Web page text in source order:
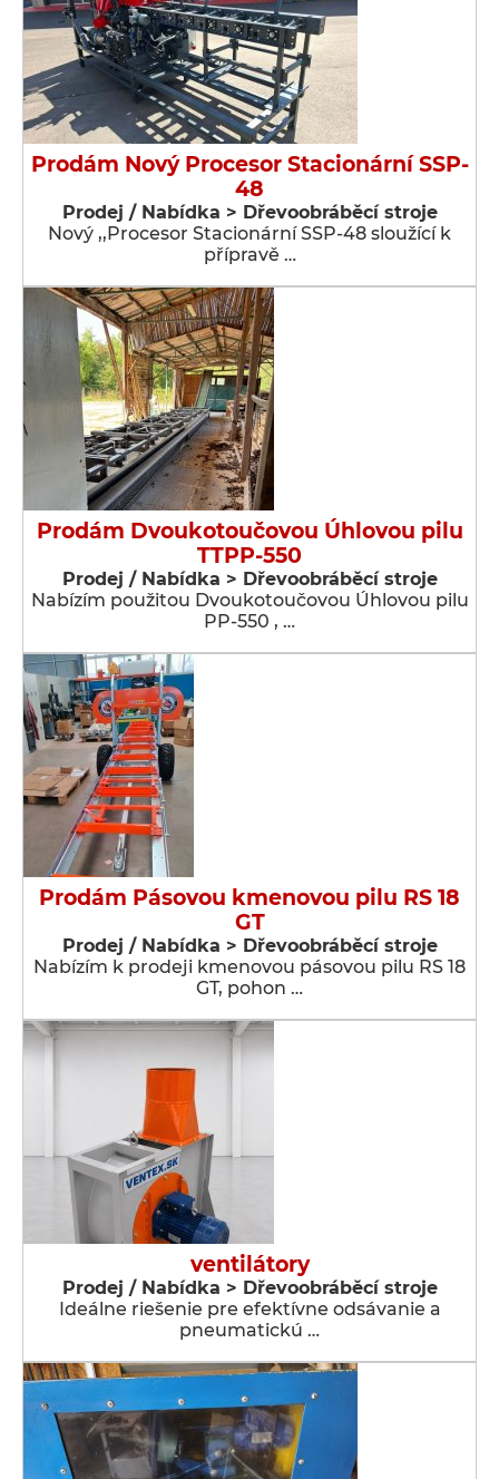
Prodám Nový Procesor Stacionární SSP-
48
Prodej / Nabídka > Dřevoobráběcí stroje
Nový ,,Procesor Stacionární SSP-48 sloužící k
přípravě …
Prodám Dvoukotoučovou Úhlovou pilu
TTPP-550
Prodej / Nabídka > Dřevoobráběcí stroje
Nabízím použitou Dvoukotoučovou Úhlovou pilu
PP-550 , …
Prodám Pásovou kmenovou pilu RS 18
GT
Prodej / Nabídka > Dřevoobráběcí stroje
Nabízím k prodeji kmenovou pásovou pilu RS 18
GT, pohon …
ventilátory
Prodej / Nabídka > Dřevoobráběcí stroje
Ideálne riešenie pre efektívne odsávanie a
pneumatickú …